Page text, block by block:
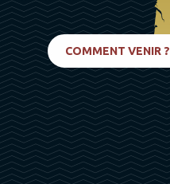
COMMENT VENIR ?